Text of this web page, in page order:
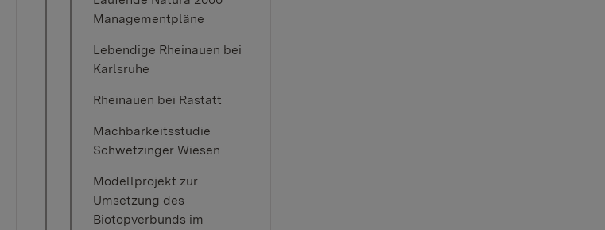
Managementpläne
Lebendige Rheinauen bei
Karlsruhe
Rheinauen bei Rastatt
Machbarkeitsstudie
Schwetzinger Wiesen
Modellprojekt zur
Umsetzung des
Biotopverbunds im